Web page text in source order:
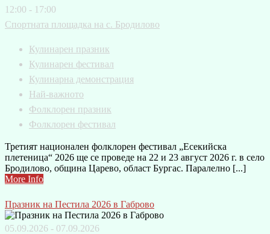
12:00 - 17:00
Спортната площадка на с. Бродилово
Кулинарен празник
Кулинарен фестивал
Кулинарна демонстрация
Най-важното
Фолклорен празник
Фолклорен фестивал
Третият национален фолклорен фестивал „Есекийска
плетеница“ 2026 ще се проведе на 22 и 23 август 2026 г. в село
Бродилово, община Царево, област Бургас. Паралелно [...]
More Info
Празник на Пестила 2026 в Габрово
05.09.2026 - 07.09.2026